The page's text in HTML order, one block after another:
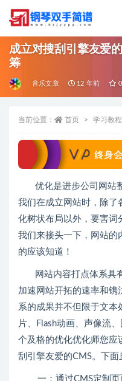
成立对搜刮引擎友爱
筹
音乐文章 12 年前 0
当前位置： 首页 学习教程
优化是进步公司网站整
我们在成立网站时，除了
化树状布局以外，要害词
我们来接头一下，网站的
的应该知道！
网站内容打点体系具有
加速网站开拓的速率和镌
系的成果并不但限于文本
片、Flash动画、声像流
个及格的优化优化师您应
刮引擎友爱的CMS。下面
一：通过CMS定制页